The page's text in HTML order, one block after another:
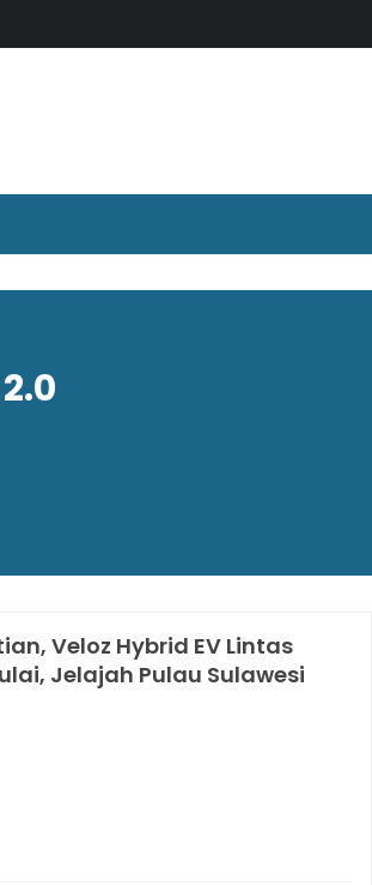
Veloz Hybrid EV Lintas
Jelajah Pulau Sulawesi